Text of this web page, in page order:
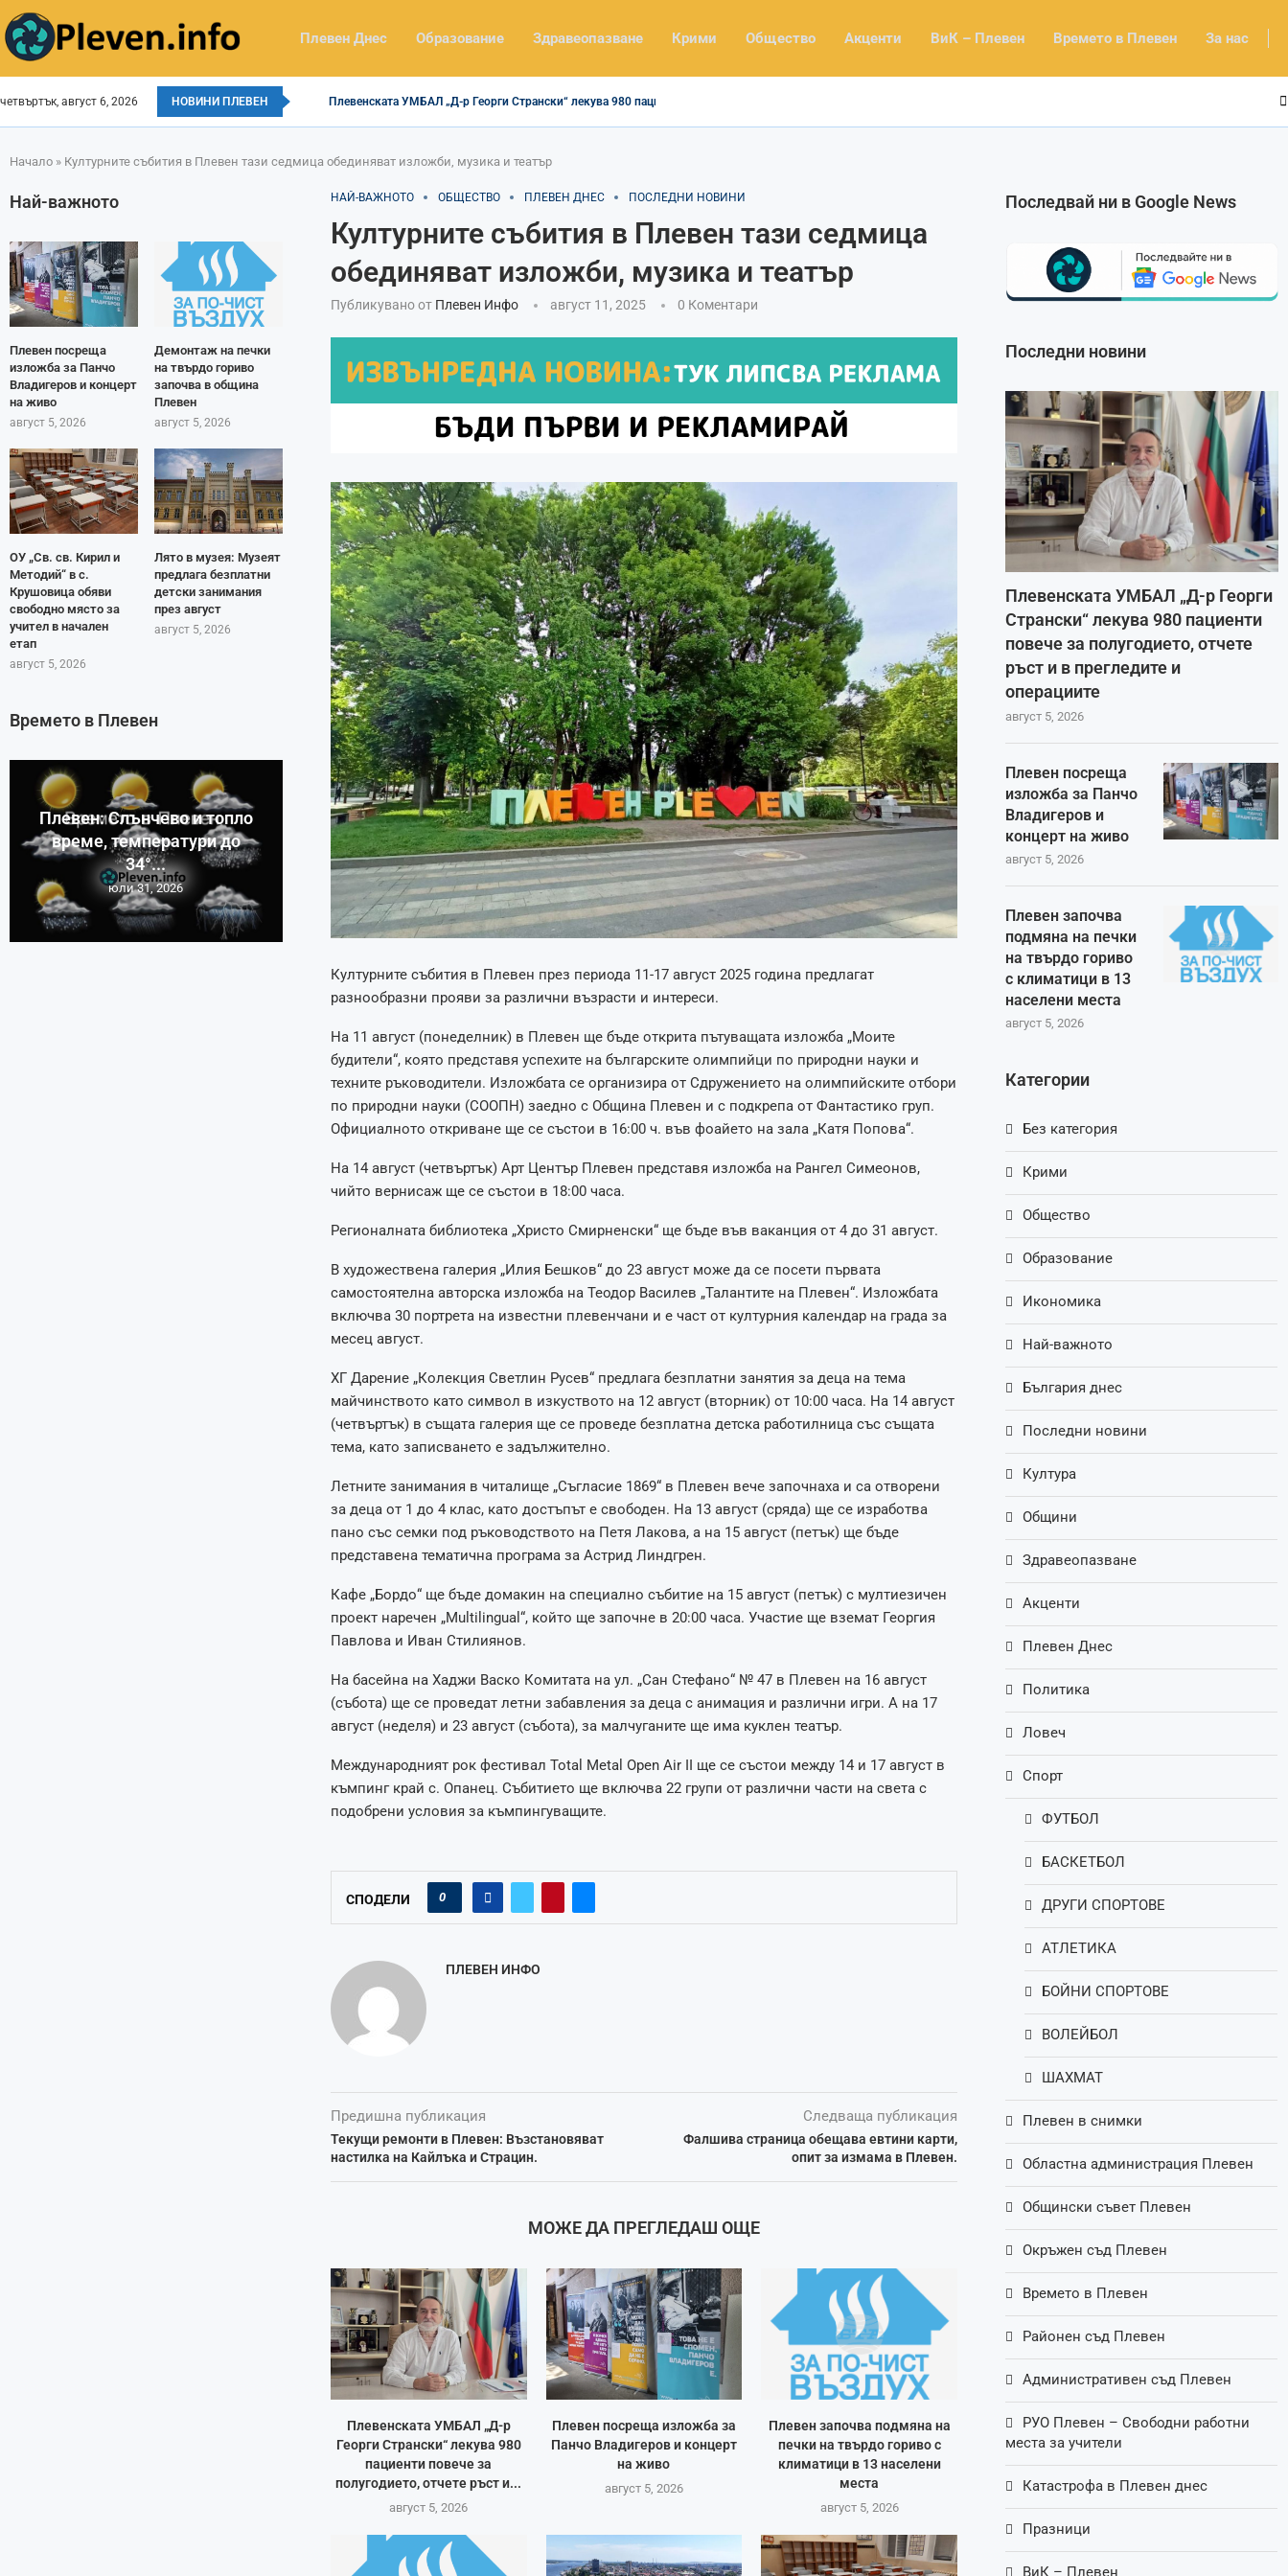
Плевен Днес Образование Здравеопазване Крими Общество Акценти ВиК – Плевен Времето в Плевен За нас
четвъртък, август 6, 2026 НОВИНИ ПЛЕВЕН Плевенската УМБАЛ „Д-р Георги Странски“ лекува 980 пациенти повече за полугодието,...
Начало » Културните събития в Плевен тази седмица обединяват изложби, музика и театър
НАЙ-ВАЖНОТО ОБЩЕСТВО ПЛЕВЕН ДНЕС ПОСЛЕДНИ НОВИНИ
Културните събития в Плевен тази седмица
обединяват изложби, музика и театър
Публикувано от Плевен Инфо август 11, 2025 0 Коментари
Културните събития в Плевен през периода 11-17 август 2025 година предлагат
разнообразни прояви за различни възрасти и интереси.
На 11 август (понеделник) в Плевен ще бъде открита пътуващата изложба „Моите
будители“, която представя успехите на българските олимпийци по природни науки и
техните ръководители. Изложбата се организира от Сдружението на олимпийските отбори
по природни науки (СООПН) заедно с Община Плевен и с подкрепа от Фантастико груп.
Официалното откриване ще се състои в 16:00 ч. във фоайето на зала „Катя Попова“.
На 14 август (четвъртък) Арт Център Плевен представя изложба на Рангел Симеонов,
чийто вернисаж ще се състои в 18:00 часа.
Регионалната библиотека „Христо Смирненски“ ще бъде във ваканция от 4 до 31 август.
В художествена галерия „Илия Бешков“ до 23 август може да се посети първата
самостоятелна авторска изложба на Теодор Василев „Талантите на Плевен“. Изложбата
включва 30 портрета на известни плевенчани и е част от културния календар на града за
месец август.
ХГ Дарение „Колекция Светлин Русев“ предлага безплатни занятия за деца на тема
майчинството като символ в изкуството на 12 август (вторник) от 10:00 часа. На 14 август
(четвъртък) в същата галерия ще се проведе безплатна детска работилница със същата
тема, като записването е задължително.
Летните занимания в читалище „Съгласие 1869“ в Плевен вече започнаха и са отворени
за деца от 1 до 4 клас, като достъпът е свободен. На 13 август (сряда) ще се изработва
пано със семки под ръководството на Петя Лакова, а на 15 август (петък) ще бъде
представена тематична програма за Астрид Линдгрен.
Кафе „Бордо“ ще бъде домакин на специално събитие на 15 август (петък) с мултиезичен
проект наречен „Multilingual“, който ще започне в 20:00 часа. Участие ще вземат Георгия
Павлова и Иван Стилиянов.
На басейна на Хаджи Васко Комитата на ул. „Сан Стефано“ № 47 в Плевен на 16 август
(събота) ще се проведат летни забавления за деца с анимация и различни игри. А на 17
август (неделя) и 23 август (събота), за малчуганите ще има куклен театър.
Международният рок фестивал Total Metal Open Air II ще се състои между 14 и 17 август в
къмпинг край с. Опанец. Събитието ще включва 22 групи от различни части на света с
подобрени условия за къмпингуващите.
СПОДЕЛИ 0
ПЛЕВЕН ИНФО
Предишна публикация
Текущи ремонти в Плевен: Възстановяват
настилка на Кайлъка и Страцин.
Следваща публикация
Фалшива страница обещава евтини карти,
опит за измама в Плевен.
МОЖЕ ДА ПРЕГЛЕДАШ ОЩЕ
Плевенската УМБАЛ „Д-р
Георги Странски“ лекува 980
пациенти повече за
полугодието, отчете ръст и...
август 5, 2026
Плевен посреща изложба за
Панчо Владигеров и концерт
на живо
август 5, 2026
Плевен започва подмяна на
печки на твърдо гориво с
климатици в 13 населени
места
август 5, 2026
Последвай ни в Google News
Последни новини
Плевенската УМБАЛ „Д-р Георги
Странски“ лекува 980 пациенти
повече за полугодието, отчете
ръст и в прегледите и
операциите
август 5, 2026
Плевен посреща
изложба за Панчо
Владигеров и
концерт на живо
август 5, 2026
Плевен започва
подмяна на печки
на твърдо гориво
с климатици в 13
населени места
август 5, 2026
Категории
Без категория
Крими
Общество
Образование
Икономика
Най-важното
България днес
Последни новини
Култура
Общини
Здравеопазване
Акценти
Плевен Днес
Политика
Ловеч
Спорт
ФУТБОЛ
БАСКЕТБОЛ
ДРУГИ СПОРТОВЕ
АТЛЕТИКА
БОЙНИ СПОРТОВЕ
ВОЛЕЙБОЛ
ШАХМАТ
Плевен в снимки
Областна администрация Плевен
Общински съвет Плевен
Окръжен съд Плевен
Времето в Плевен
Районен съд Плевен
Административен съд Плевен
РУО Плевен – Свободни работни
места за учители
Катастрофа в Плевен днес
Празници
Най-важното
Плевен посреща
изложба за Панчо
Владигеров и концерт
на живо
август 5, 2026
Демонтаж на печки
на твърдо гориво
започва в община
Плевен
август 5, 2026
ОУ „Св. св. Кирил и
Методий“ в с.
Крушовица обяви
свободно място за
учител в начален
етап
август 5, 2026
Лято в музея: Музеят
предлага безплатни
детски занимания
през август
август 5, 2026
Времето в Плевен
Плевен: Слънчево и топло
време, температури до
34°...
юли 31, 2026